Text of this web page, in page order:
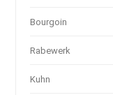
Bourgoin
Rabewerk
Kuhn